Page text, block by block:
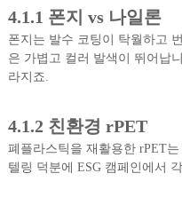
4.1.1 폰지 vs 나일론
폰지는 발수 코팅이 탁월하고
은 가볍고 컬러 발색이 뛰어납
라지죠.
4.1.2 친환경 rPET
폐플라스틱을 재활용한 rPET
텔링 덕분에 ESG 캠페인에서